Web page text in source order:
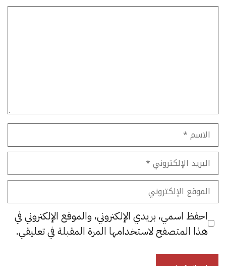
الاسم
البريد
الإلكتروني
الموقع
الإلكتروني
احفظ اسمي، بريدي الإلكتروني، والموقع الإلكتروني في
هذا المتصفح لاستخدامها المرة المقبلة في تعليقي.